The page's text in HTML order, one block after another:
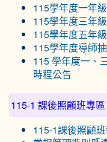
115學年度一年
115學年度三年
115學年度五年
115學年度導師
115 學年度一、
時程公告
115-1 課後照顧班專區
115-1課後照顧